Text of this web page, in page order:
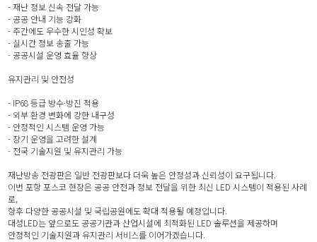
- 재난 정보 신속 전달 가능
- 공공 안내 기능 강화
- 주간에도 우수한 시인성 확보
- 실시간 정보 송출 가능
- 공공시설 운영 효율 향상
유지관리 및 안전성
- IP68 등급 방수·방진 적용
- 외부 환경 변화에 강한 내구성
- 안정적인 시스템 운영 가능
- 장기 운영을 고려한 설계
- 전국 기술지원 및 유지관리 가능
재난방송 전광판은 일반 전광판보다 더욱 높은 안정성과 신뢰성이 요구됩니다.
이번 포항 포스코 현장은 공공 안전과 정보 전달을 위한 최신 LED 시스템이 적용된 사례
로,
향후 다양한 공공시설 및 국립공원에도 확대 적용될 예정입니다.
대성LED는 앞으로도 공공기관과 산업시설에 최적화된 LED 솔루션을 제공하며
안정적인 기술지원과 유지관리 서비스를 이어가겠습니다.